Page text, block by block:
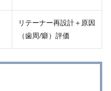
リテーナー再設計＋原因
（歯周/癖）評価